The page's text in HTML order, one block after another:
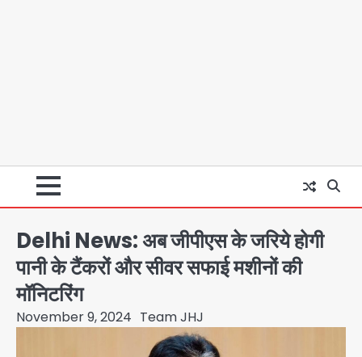
Delhi News: अब जीपीएस के जरिये होगी
पानी के टैंकरों और सीवर सफाई मशीनों की
मॉनिटरिंग
November 9, 2024 Team JHJ